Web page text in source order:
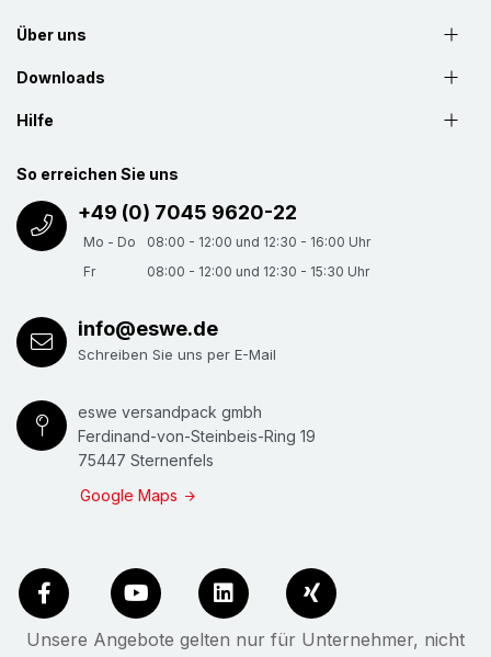
Über uns
Downloads
Hilfe
So erreichen Sie uns
+49 (0) 7045 9620-22
Mo - Do
08:00 - 12:00 und 12:30 - 16:00 Uhr
Fr
08:00 - 12:00 und 12:30 - 15:30 Uhr
info@eswe.de
Schreiben Sie uns per E-Mail
eswe versandpack gmbh
Ferdinand-von-Steinbeis-Ring 19
75447 Sternenfels
Google Maps
Unsere Angebote gelten nur für Unternehmer, nicht